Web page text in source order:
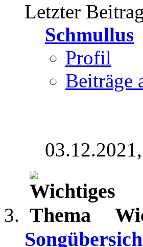
Letzter
Schmullus
Profil
Beiträge
03.12.2021,